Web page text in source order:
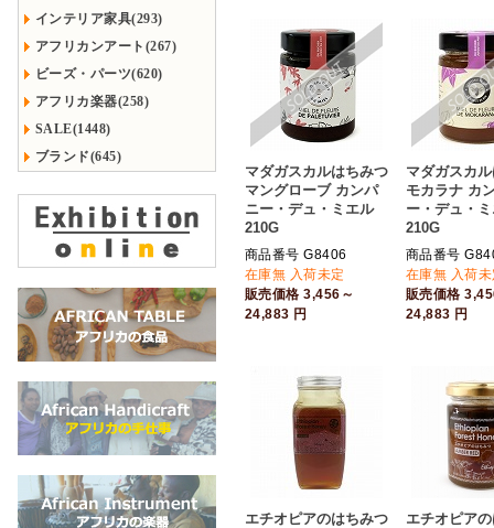
インテリア家具(293)
アフリカンアート(267)
ビーズ・パーツ(620)
アフリカ楽器(258)
SALE(1448)
ブランド(645)
マダガスカルはちみつ
マングローブ カンパ
ニー・デュ・ミエル
210G
商品番号 G8406
在庫無 入荷未定
販売価格3,456～
24,883 円
マダガスカ
モカラナ カ
ー・デュ・
210G
商品番号
在庫無 入荷
販売価格
24,883 円
エチオピアのはちみつ
エチオピア